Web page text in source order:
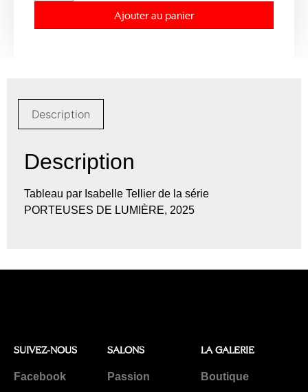
Ajouter au panier
Description
Description
Tableau par Isabelle Tellier de la série
PORTEUSES DE LUMIÈRE, 2025
SUIVEZ-NOUS
Facebook
SALONS
Passion
LA GALERIE
Boutique